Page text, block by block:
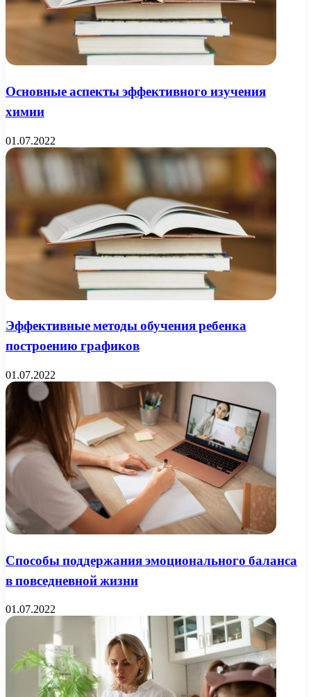
Основные аспекты эффективного изучения
химии
01.07.2022
Эффективные методы обучения ребенка
построению графиков
01.07.2022
Способы поддержания эмоционального баланса
в повседневной жизни
01.07.2022